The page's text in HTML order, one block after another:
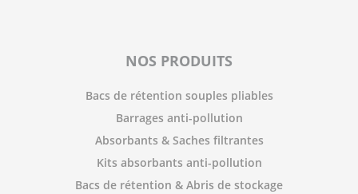
NOS PRODUITS
Bacs de rétention souples pliables
Barrages anti-pollution
Absorbants & Saches filtrantes
Kits absorbants anti-pollution
Bacs de rétention & Abris de stockage